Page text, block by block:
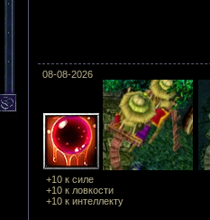
08-08-2026
+10 к силе
+10 к ловкости
+10 к интеллекту